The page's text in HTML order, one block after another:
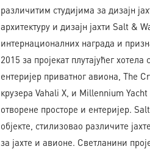
различитим студијима за дизајн
архитектуру и дизајн јахти Salt &
интернационалних награда и
2015 за пројекат плутајућег
ентеријер приватног авиона, The
крузера Vahali X, и Millennium Yacht
отворене просторе и ентеријер.
објекте, стилизовао различите
за јахте и авионе. Светланини